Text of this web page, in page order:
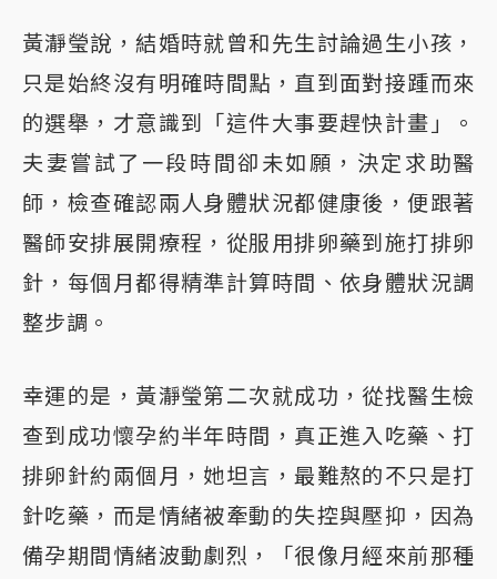
黃瀞瑩說，結婚時就曾和先生討論過生小孩，
只是始終沒有明確時間點，直到面對接踵而來
的選舉，才意識到「這件大事要趕快計畫」。
夫妻嘗試了一段時間卻未如願，決定求助醫
師，檢查確認兩人身體狀況都健康後，便跟著
醫師安排展開療程，從服用排卵藥到施打排卵
針，每個月都得精準計算時間、依身體狀況調
整步調。
幸運的是，黃瀞瑩第二次就成功，從找醫生檢
查到成功懷孕約半年時間，真正進入吃藥、打
排卵針約兩個月，她坦言，最難熬的不只是打
針吃藥，而是情緒被牽動的失控與壓抑，因為
備孕期間情緒波動劇烈，「很像月經來前那種